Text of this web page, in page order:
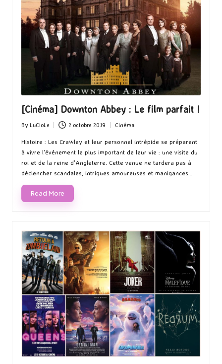
[Cinéma] Downton Abbey : Le film parfait !
Posted
by
By LuCioLe 2 octobre 2019
Posted
Cinéma
Histoire : Les Crawley et leur personnel intrépide se préparent
à vivre l'événement le plus important de leur vie : une visite du
roi et de la reine d'Angleterre. Cette venue ne tardera pas à
déclencher scandales, intrigues amoureuses et manigances…
Read More